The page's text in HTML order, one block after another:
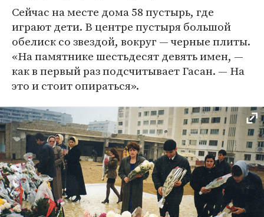
Сейчас на месте дома 58 пустырь, где
играют дети. В центре пустыря большой
обелиск со звездой, вокруг — черные плиты.
«На памятнике шестьдесят девять имен, —
как в первый раз подсчитывает Гасан. — На
это и стоит опираться».